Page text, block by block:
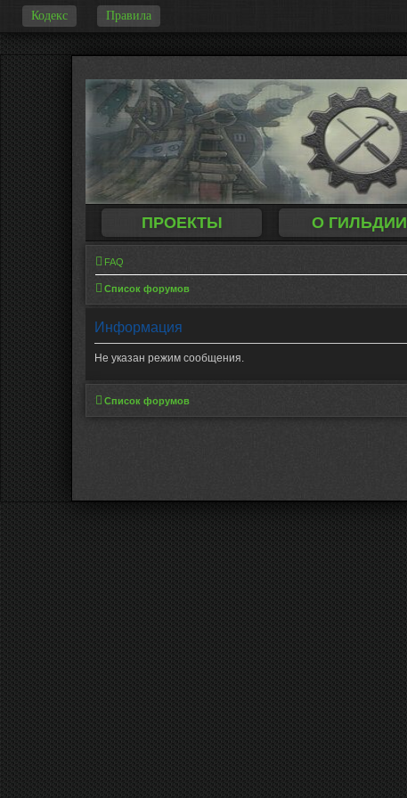
Кодекс Правила
ПРОЕКТЫ О ГИЛЬДИИ
FAQ
Список форумов
Информация
Не указан режим сообщения.
Список форумов